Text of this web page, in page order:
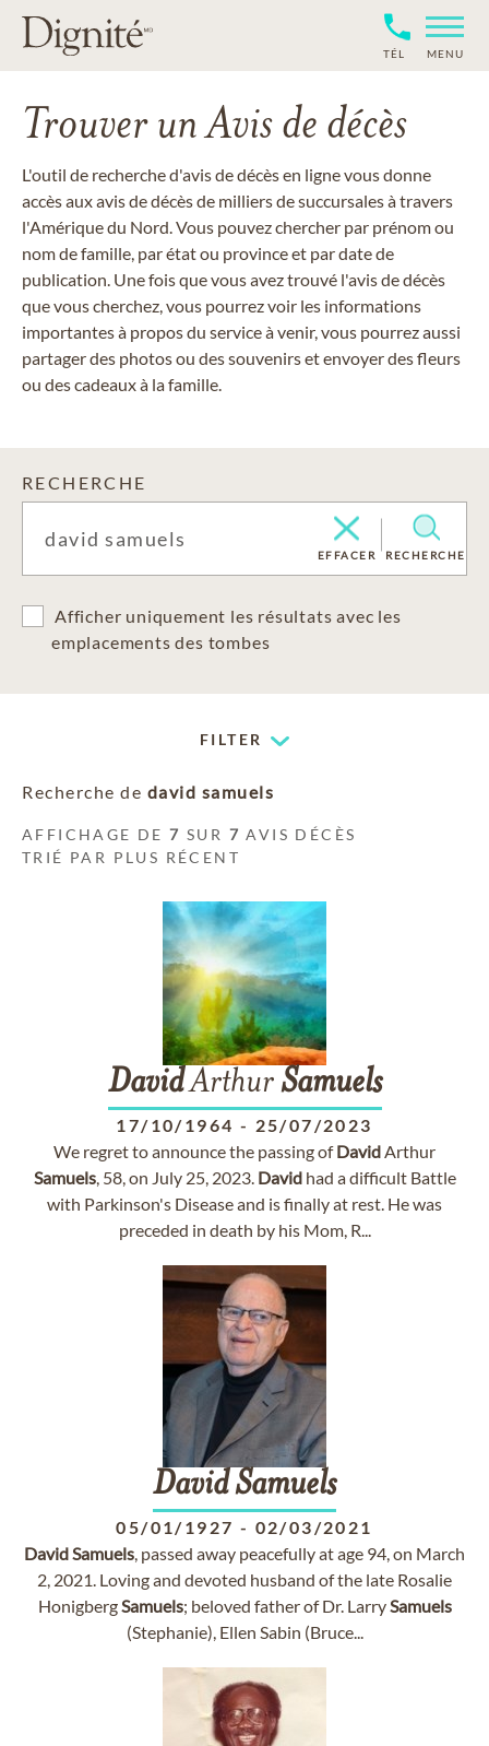
TÉL MENU
Trouver un Avis de décès
L'outil de recherche d'avis de décès en ligne vous donne
accès aux avis de décès de milliers de succursales à travers
l'Amérique du Nord. Vous pouvez chercher par prénom ou
nom de famille, par état ou province et par date de
publication. Une fois que vous avez trouvé l'avis de décès
que vous cherchez, vous pourrez voir les informations
importantes à propos du service à venir, vous pourrez aussi
partager des photos ou des souvenirs et envoyer des fleurs
ou des cadeaux à la famille.
RECHERCHE
EFFACER RECHERCHE
Afficher uniquement les résultats avec les
emplacements des tombes
FILTER
Recherche de david samuels
AFFICHAGE DE7 SUR 7 AVIS DÉCÈS
TRIÉ PAR PLUS RÉCENT
DavidArthurSamuels
17/10/1964 - 25/07/2023
We regret to announce the passing ofDavidArthur
Samuels, 58, on July 25, 2023. Davidhad a difficult Battle
with Parkinson's Disease and is finally at rest. He was
preceded in death by his Mom, R...
DavidSamuels
05/01/1927 - 02/03/2021
DavidSamuels, passed away peacefully at age 94, on March
2, 2021. Loving and devoted husband of the late Rosalie
HonigbergSamuels; beloved father of Dr. LarrySamuels
(Stephanie), Ellen Sabin (Bruce...